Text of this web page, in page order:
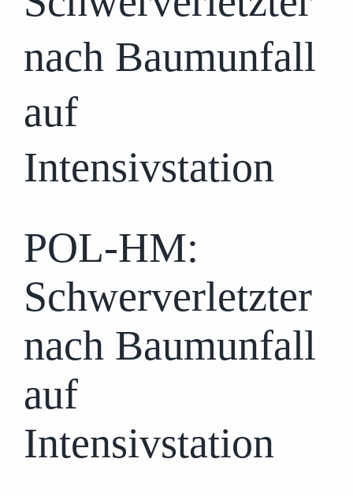
nach Baumunfall
auf
Intensivstation
POL-HM:
Schwerverletzter
nach Baumunfall
auf
Intensivstation